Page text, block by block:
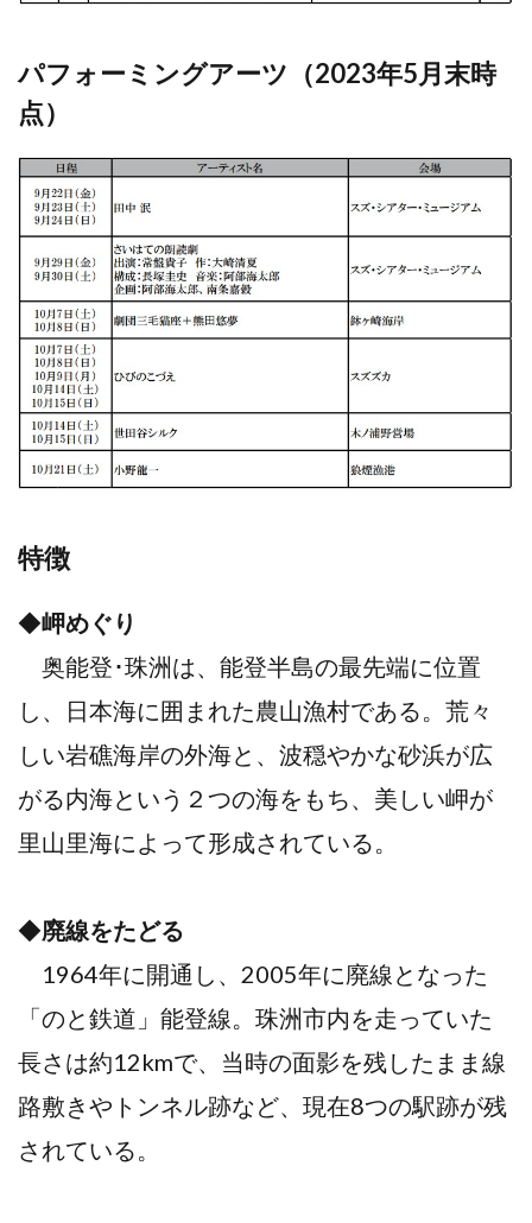
パフォーミングアーツ（2023年5月末時
点）
特徴
◆岬めぐり
奥能登･珠洲は、能登半島の最先端に位置
し、日本海に囲まれた農山漁村である。荒々
しい岩礁海岸の外海と、波穏やかな砂浜が広
がる内海という２つの海をもち、美しい岬が
里山里海によって形成されている。
◆廃線をたどる
1964年に開通し、2005年に廃線となった
「のと鉄道」能登線。珠洲市内を走っていた
長さは約12kmで、当時の面影を残したまま線
路敷きやトンネル跡など、現在8つの駅跡が残
されている。